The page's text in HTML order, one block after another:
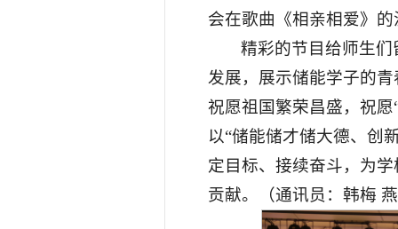
会在歌曲《相亲相爱》
精彩的节目给师生
发展，展示储能学子的
祝愿祖国繁荣昌盛，祝
以“储能储才储大德、创
定目标、接续奋斗，为
贡献。（通讯员：韩梅